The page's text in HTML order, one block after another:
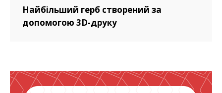
Найбільший герб створений за
допомогою 3D-друку